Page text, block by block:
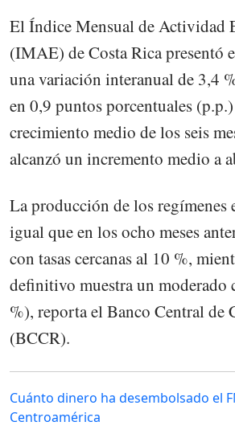
El Índice Mensual de Actividad
(IMAE) de Costa Rica presentó
una variación interanual de 3,4
en 0,9 puntos porcentuales
crecimiento medio de los seis
alcanzó un incremento medio a
La producción de los regímenes
igual que en los ocho meses
con tasas cercanas al 10 %,
definitivo muestra un moderado
%), reporta el Banco Central de
(BCCR).
Cuánto dinero ha desembolsado el
Centroamérica